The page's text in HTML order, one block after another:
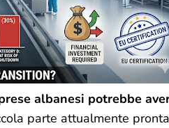
albanesi potrebbe
parte attualmente